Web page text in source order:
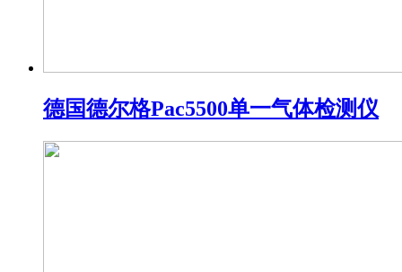
德国德尔格Pac5500单一气体检测仪